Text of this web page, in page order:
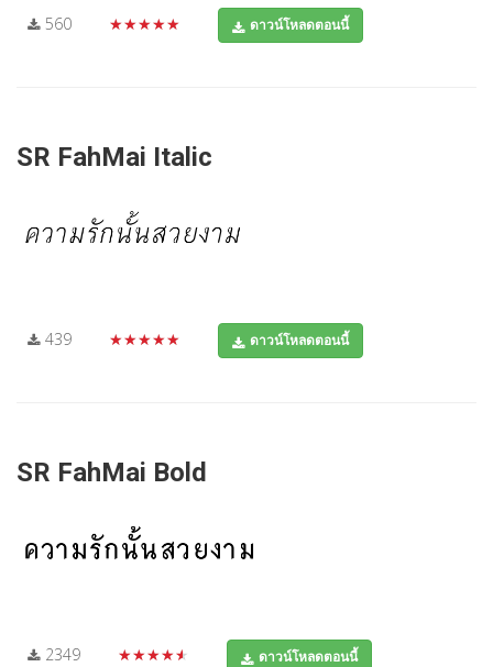
560 ★★★★★ ดาวน์โหลดตอนนี้
SR FahMai Italic
439 ★★★★★ ดาวน์โหลดตอนนี้
SR FahMai Bold
2349 ★★★★★ ดาวน์โหลดตอนนี้